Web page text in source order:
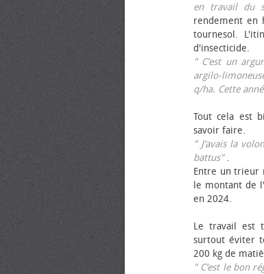
en travail du
rendement en
tournesol.
d'insecticide.
" C’est un
argilo-
q/ha. Cette
Tout cela est
savoir faire.
" J’avais la
battus".
Entre un trieur
le montant de
en 2024.
Le travail est
surtout éviter
200 kg de
" C’est le bon